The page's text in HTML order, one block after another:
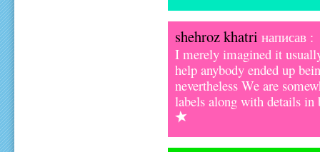
shehroz khatri написав :
I merely imagined it
help anybody ended up
nevertheless We are
labels along with details